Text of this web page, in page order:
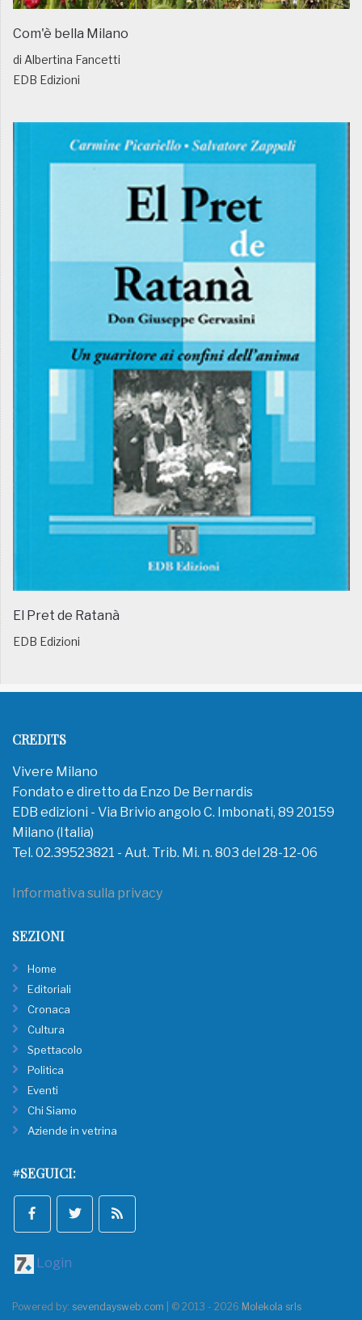
Com'è bella Milano
di Albertina Fancetti
EDB Edizioni
El Pret de Ratanà
EDB Edizioni
CREDITS
Vivere Milano
Fondato e diretto da Enzo De Bernardis
EDB edizioni - Via Brivio angolo C. Imbonati, 89 20159
Milano (Italia)
Tel. 02.39523821 - Aut. Trib. Mi. n. 803 del 28-12-06
Informativa sulla privacy
SEZIONI
Home
Editoriali
Cronaca
Cultura
Spettacolo
Politica
Eventi
Chi Siamo
Aziende in vetrina
#SEGUICI:
Login
Powered by: sevendaysweb.com | © 2013 - 2026 Molekola srls